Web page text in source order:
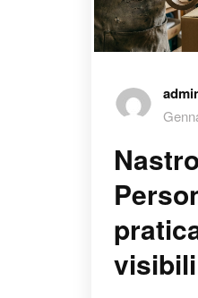
visibili